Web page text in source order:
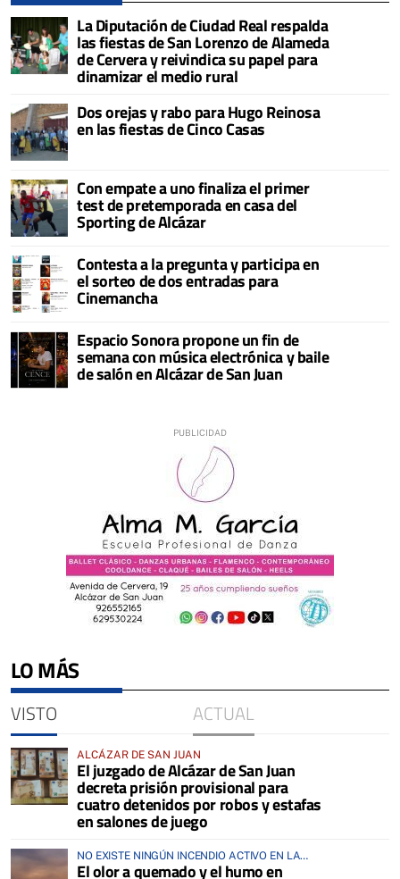
La Diputación de Ciudad Real respalda
las fiestas de San Lorenzo de Alameda
de Cervera y reivindica su papel para
dinamizar el medio rural
Dos orejas y rabo para Hugo Reinosa
en las fiestas de Cinco Casas
Con empate a uno finaliza el primer
test de pretemporada en casa del
Sporting de Alcázar
Contesta a la pregunta y participa en
el sorteo de dos entradas para
Cinemancha
Espacio Sonora propone un fin de
semana con música electrónica y baile
de salón en Alcázar de San Juan
LO MÁS
VISTO ACTUAL
ALCÁZAR DE SAN JUAN
El juzgado de Alcázar de San Juan
decreta prisión provisional para
cuatro detenidos por robos y estafas
en salones de juego
NO EXISTE NINGÚN INCENDIO ACTIVO EN LA
COMARCA
El olor a quemado y el humo en